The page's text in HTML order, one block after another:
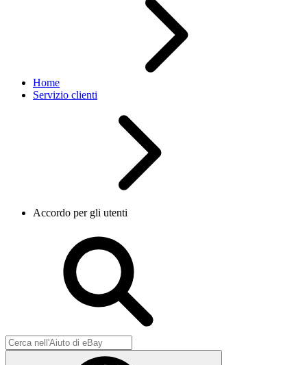
Home
Servizio clienti
Accordo per gli utenti